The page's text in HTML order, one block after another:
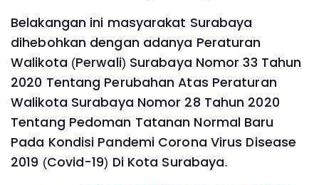
Belakangan ini masyarakat Surabaya
dihebohkan dengan adanya Peraturan
Walikota (Perwali) Surabaya Nomor 33 Tahun
2020 Tentang Perubahan Atas Peraturan
Walikota Surabaya Nomor 28 Tahun 2020
Tentang Pedoman Tatanan Normal Baru
Pada Kondisi Pandemi Corona Virus Disease
2019 (Covid-19) Di Kota Surabaya.